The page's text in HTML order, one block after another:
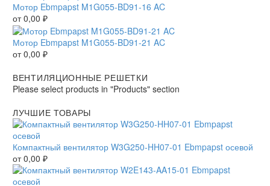
Мотор Ebmpapst M1G055-BD91-16 AC
от0,00 ₽
Мотор Ebmpapst M1G055-BD91-21 AC
от0,00 ₽
ВЕНТИЛЯЦИОННЫЕ РЕШЕТКИ
Please select products in "Products" section
ЛУЧШИЕ ТОВАРЫ
Компактный вентилятор W3G250-HH07-01 Ebmpapst осевой
от0,00 ₽